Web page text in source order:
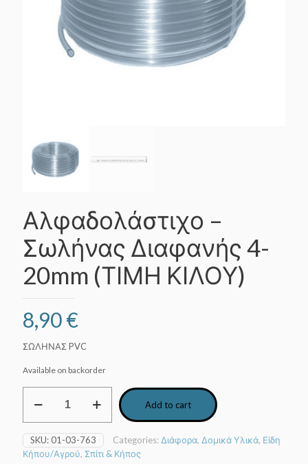
Αλφαδολάστιχο –
Σωλήνας Διαφανής 4-
20mm (ΤΙΜΗ ΚΙΛΟΥ)
8,90€
ΣΩΛΗΝΑΣ PVC
Available on backorder
Διαφανής
4-
20mm
Add to cart
SKU:01-03-763 Categories: Διάφορα, Δομικά Υλικά, Είδη
Κήπου/Αγρού, Σπίτι & Κήπος